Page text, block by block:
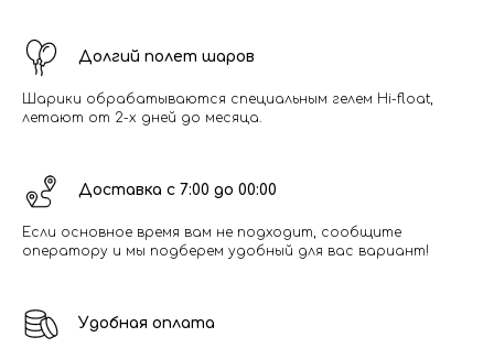
Долгий полет шаров
Шарики обрабатываются специальным гелем Hi-float,
летают от 2-х дней до месяца.
Доставка с 7:00 до 00:00
Если основное время вам не подходит, сообщите
оператору и мы подберем удобный для вас вариант!
Удобная оплата